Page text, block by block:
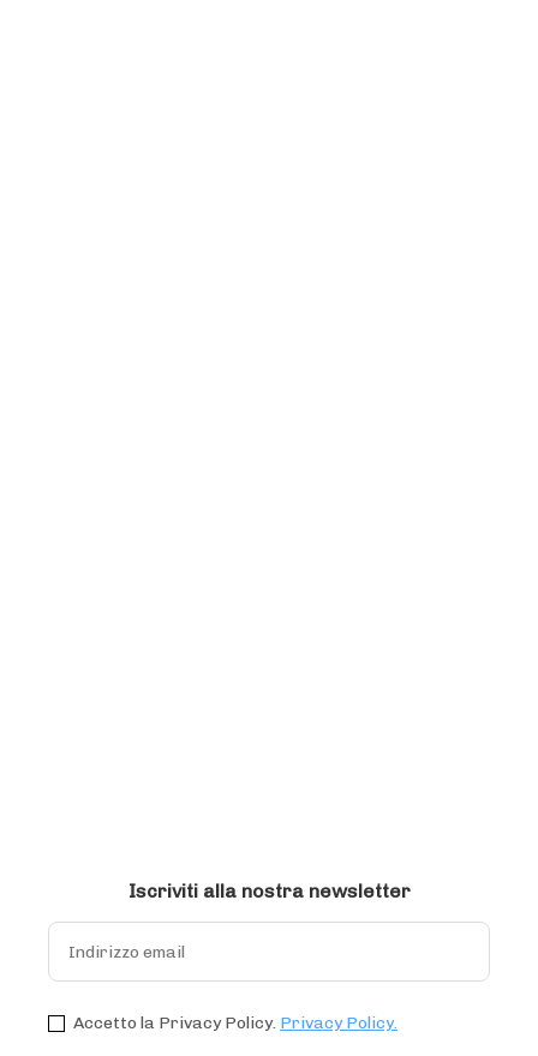
Iscriviti alla nostra newsletter
Accetto la Privacy Policy. Privacy Policy.